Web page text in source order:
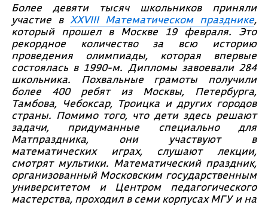
Более девяти тысяч школьников приняли
участие в XXVIII Математическом празднике,
который прошел в Москве 19 февраля. Это
рекордное количество за всю историю
проведения олимпиады, которая впервые
состоялась в 1990-м. Дипломы завоевали 284
школьника. Похвальные грамоты получили
более 400 ребят из Москвы, Петербурга,
Тамбова, Чебоксар, Троицка и других городов
страны. Помимо того, что дети здесь решают
задачи, придуманные специально для
Матпраздника, они участвуют в
математических играх, слушают лекции,
смотрят мультики. Математический праздник,
организованный Московским государственным
университетом и Центром педагогического
мастерства, проходил в семи корпусах МГУ и на